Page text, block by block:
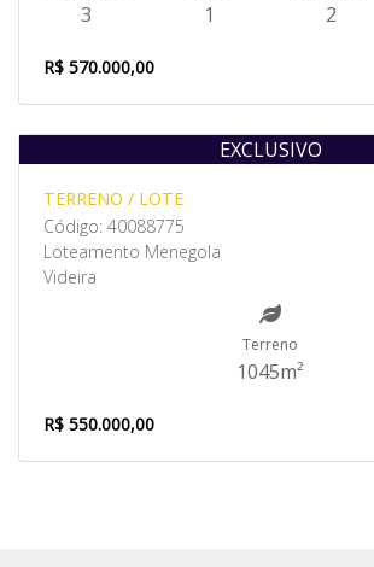
3 1 2
R$ 570.000,00
EXCLUSIVO
TERRENO / LOTE
Código: 40088775
Loteamento Menegola
Videira
Terreno
1045m²
R$ 550.000,00